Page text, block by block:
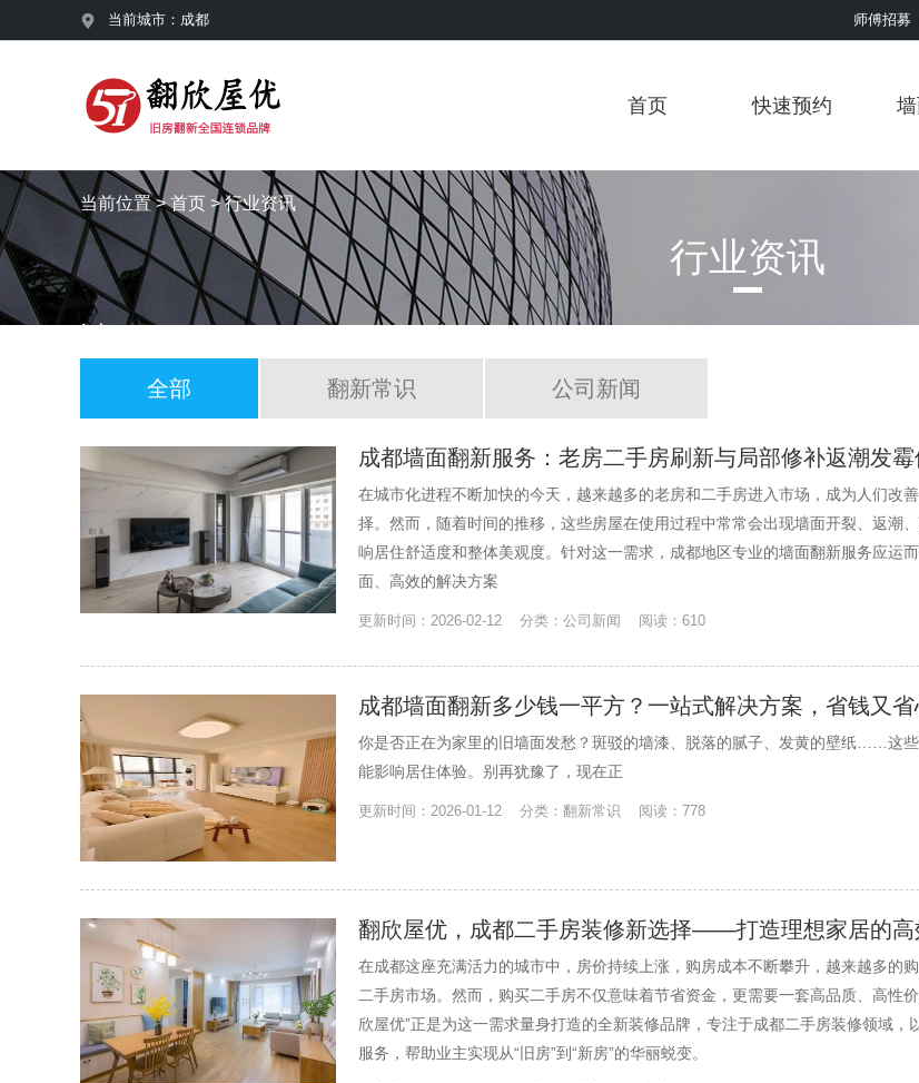
当前城市： 成都 师傅招募
首页 快速预约
当前位置 >首页 > 行业资讯
行业资讯
全部 翻新常识 公司新闻
成都墙面翻新服务：老房二手房刷新与局部修补返潮发霉
在城市化进程不断加快的今天，越来越多的老房和二手房进入市场，成为人们改
择。然而，随着时间的推移，这些房屋在使用过程中常常会出现墙面开裂、返潮
响居住舒适度和整体美观度。针对这一需求，成都地区专业的墙面翻新服务应运
面、高效的解决方案
更新时间：2026-02-12 分类：公司新闻 阅读：610
成都墙面翻新多少钱一平方？一站式解决方案，省钱又省
你是否正在为家里的旧墙面发愁？斑驳的墙漆、脱落的腻子、发黄的壁纸……这
能影响居住体验。别再犹豫了，现在正
更新时间：2026-01-12 分类：翻新常识 阅读：778
翻欣屋优，成都二手房装修新选择——打造理想家居的高
在成都这座充满活力的城市中，房价持续上涨，购房成本不断攀升，越来越多的
二手房市场。然而，购买二手房不仅意味着节省资金，更需要一套高品质、高性
欣屋优”正是为这一需求量身打造的全新装修品牌，专注于成都二手房装修领域，
服务，帮助业主实现从“旧房”到“新房”的华丽蜕变。